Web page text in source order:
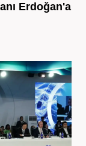
Erdoğan'a